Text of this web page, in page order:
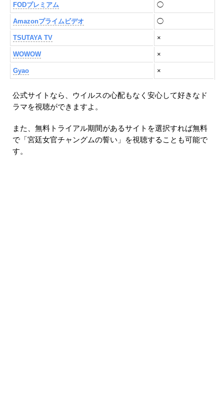
FODプレミアム ◯
Amazonプライムビデオ ◯
TSUTAYA TV ×
WOWOW ×
Gyao ×
公式サイトなら、ウイルスの心配もなく安心して好きなド
ラマを視聴ができますよ。
また、無料トライアル期間があるサイトを選択すれば無料
で「宮廷女官チャングムの誓い」を視聴することも可能で
す。